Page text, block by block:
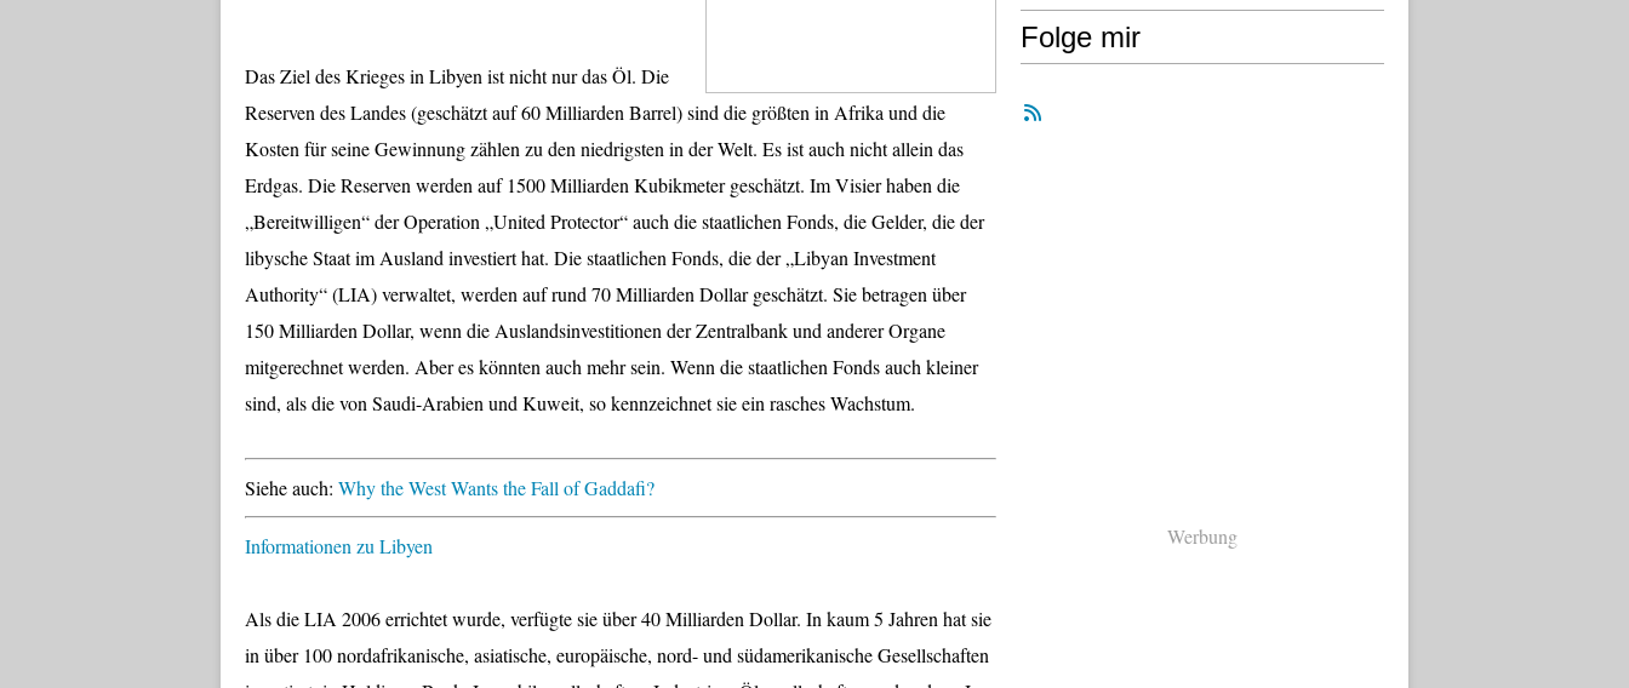
Das Ziel des Krieges in Libyen ist nicht nur das Öl. Die
Reserven des Landes (geschätzt auf 60 Milliarden Barrel) sind die größten in Afrika und die
Kosten für seine Gewinnung zählen zu den niedrigsten in der Welt. Es ist auch nicht allein das
Erdgas. Die Reserven werden auf 1500 Milliarden Kubikmeter geschätzt. Im Visier haben die
„Bereitwilligen“ der Operation „United Protector“ auch die staatlichen Fonds, die Gelder, die der
libysche Staat im Ausland investiert hat. Die staatlichen Fonds, die der „Libyan Investment
Authority“ (LIA) verwaltet, werden auf rund 70 Milliarden Dollar geschätzt. Sie betragen über
150 Milliarden Dollar, wenn die Auslandsinvestitionen der Zentralbank und anderer Organe
mitgerechnet werden. Aber es könnten auch mehr sein. Wenn die staatlichen Fonds auch kleiner
sind, als die von Saudi-Arabien und Kuweit, so kennzeichnet sie ein rasches Wachstum.
Siehe auch: Why the West Wants the Fall of Gaddafi?
Informationen zu Libyen
Als die LIA 2006 errichtet wurde, verfügte sie über 40 Milliarden Dollar. In kaum 5 Jahren hat sie
in über 100 nordafrikanische, asiatische, europäische, nord- und südamerikanische Gesellschaften
Folge mir
Werbung